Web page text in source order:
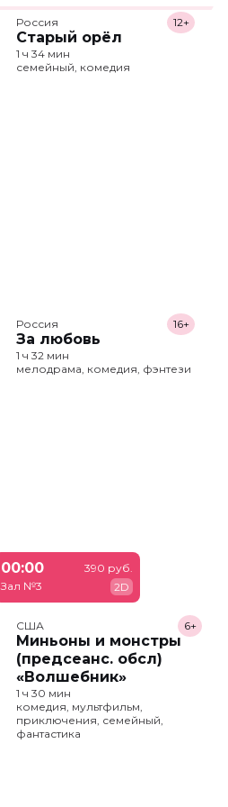
Россия
Старый орёл
12+
1 ч 34 мин
семейный, комедия
Россия
За любовь
16+
1 ч 32 мин
мелодрама, комедия, фэнтези
00:00
Зал №3
390 руб.
2D
США
Миньоны и монстры
(предсеанс. обсл)
«Волшебник»
6+
1 ч 30 мин
комедия, мультфильм,
приключения, семейный,
фантастика